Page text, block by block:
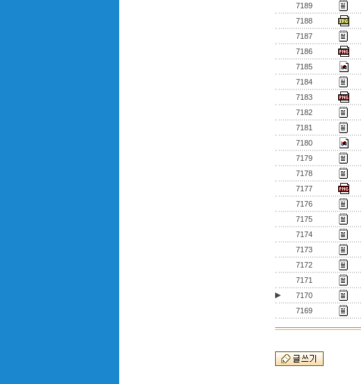
7189
7188
7187
7186
7185
7184
7183
7182
7181
7180
7179
7178
7177
7176
7175
7174
7173
7172
7171
▶
7170
7169